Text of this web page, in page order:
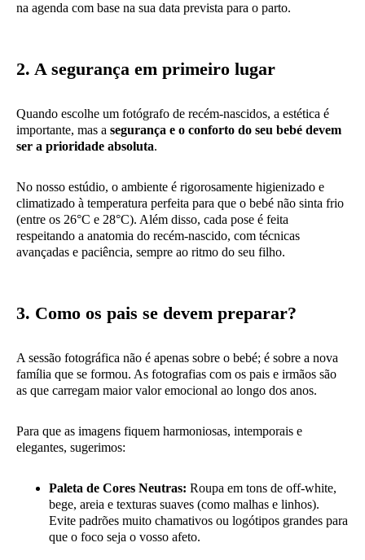
na agenda com base na sua data prevista para o parto.
2. A segurança em primeiro lugar
Quando escolhe um fotógrafo de recém-nascidos, a estética é
importante, mas a segurança e o conforto do seu bebé devem
ser a prioridade absoluta.
No nosso estúdio, o ambiente é rigorosamente higienizado e
climatizado à temperatura perfeita para que o bebé não sinta frio
(entre os 26°C e 28°C). Além disso, cada pose é feita
respeitando a anatomia do recém-nascido, com técnicas
avançadas e paciência, sempre ao ritmo do seu filho.
3. Como os pais se devem preparar?
A sessão fotográfica não é apenas sobre o bebé; é sobre a nova
família que se formou. As fotografias com os pais e irmãos são
as que carregam maior valor emocional ao longo dos anos.
Para que as imagens fiquem harmoniosas, intemporais e
elegantes, sugerimos:
Paleta de Cores Neutras: Roupa em tons de off-white,
bege, areia e texturas suaves (como malhas e linhos).
Evite padrões muito chamativos ou logótipos grandes para
que o foco seja o vosso afeto.